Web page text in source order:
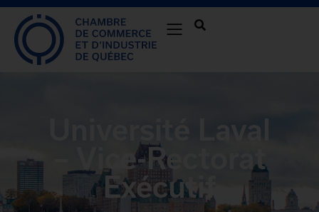
Université Laval
– Vice-Rectorat
Exécutif